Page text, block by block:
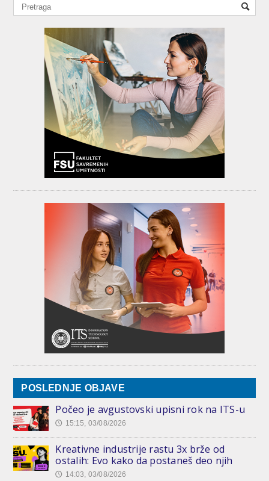
POSLEDNJE OBJAVE
Počeo je avgustovski upisni rok na ITS-u
🕔 15:15, 03/08/2026
Kreativne industrije rastu 3x brže od
ostalih: Evo kako da postaneš deo njih
🕔 14:03, 03/08/2026